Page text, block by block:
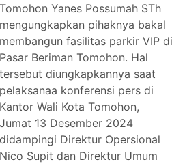
Tomohon Yanes Possumah STh
mengungkapkan pihaknya bakal
membangun fasilitas parkir VIP
Pasar Beriman Tomohon. Hal
tersebut diungkapkannya saat
pelaksanaa konferensi pers di
Kantor Wali Kota Tomohon,
Jumat 13 Desember 2024
didampingi Direktur Opersional
Nico Supit dan Direktur Umum